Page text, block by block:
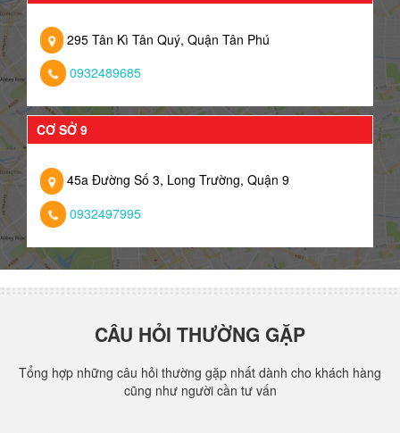
295 Tân Kì Tân Quý, Quận Tân Phú
0932489685
CƠ SỞ 9
45a Đường Số 3, Long Trường, Quận 9
0932497995
CÂU HỎI THƯỜNG GẶP
Tổng hợp những câu hỏi thường gặp nhất dành cho khách hàng
cũng như người cần tư vấn